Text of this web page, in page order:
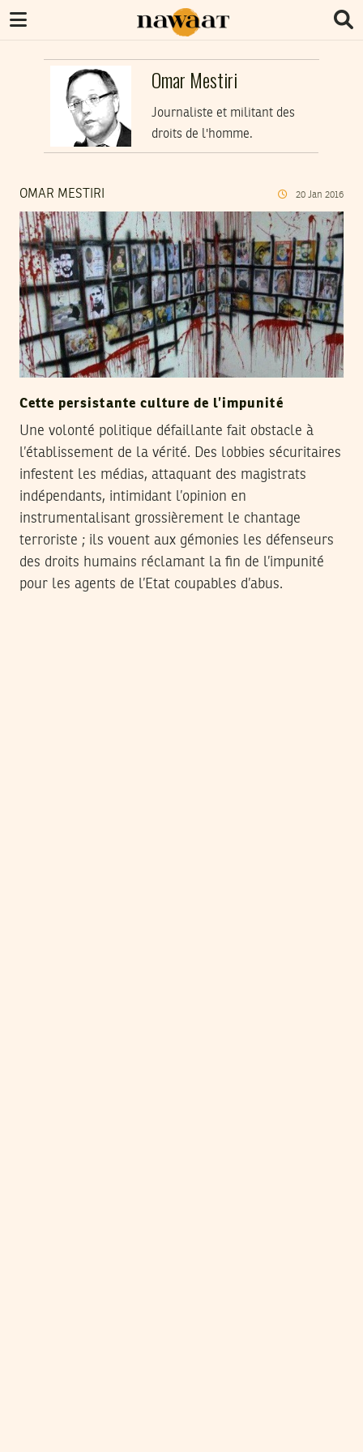
Omar Mestiri
Journaliste et militant des
droits de l'homme.
OMAR MESTIRI 20 Jan 2016
Cette persistante culture de l’impunité
Une volonté politique défaillante fait obstacle à
l’établissement de la vérité. Des lobbies sécuritaires
infestent les médias, attaquant des magistrats
indépendants, intimidant l’opinion en
instrumentalisant grossièrement le chantage
terroriste ; ils vouent aux gémonies les défenseurs
des droits humains réclamant la fin de l’impunité
pour les agents de l’Etat coupables d’abus.